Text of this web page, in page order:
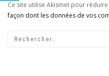
Ce site utilise Akismet pour
façon dont les données de vos